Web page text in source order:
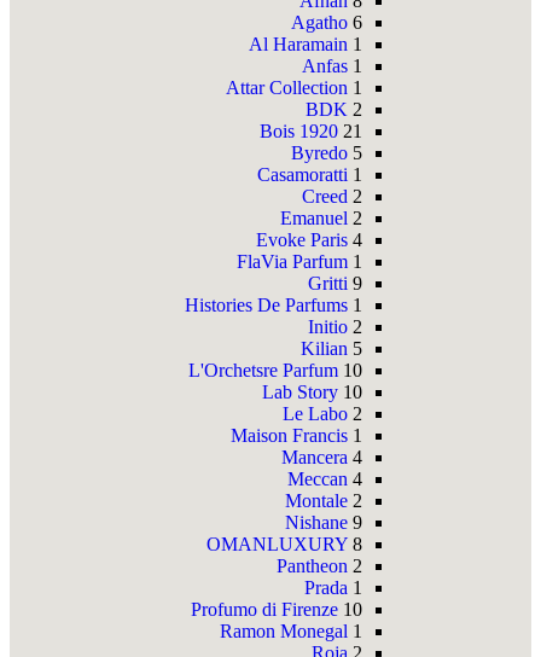
Agatho 6
Al Haramain 1
Anfas 1
Attar Collection 1
BDK 2
Bois 1920 21
Byredo 5
Casamoratti 1
Creed 2
Emanuel 2
Evoke Paris 4
FlaVia Parfum 1
Gritti 9
Histories De Parfums 1
Initio 2
Kilian 5
L'Orchetsre Parfum 10
Lab Story 10
Le Labo 2
Maison Francis 1
Mancera 4
Meccan 4
Montale 2
Nishane 9
OMANLUXURY 8
Pantheon 2
Prada 1
Profumo di Firenze 10
Ramon Monegal 1
Roja 2